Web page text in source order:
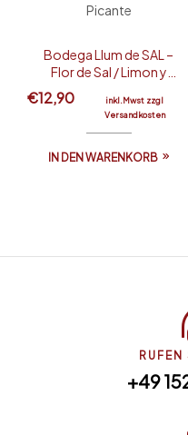
Bodega Llum de SAL –
Flor de Sal / Limon y
€12,90
inkl.Mwst zzgl
Versandkosten
IN DEN WARENKORB
+49